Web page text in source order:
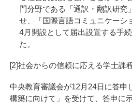
門分野である「通訳・翻訳研究
せ、「国際言語コミュニケーシ
4月開設として届出設置する手
た。
[2]社会からの信頼に応える学士課
中央教育審議会が12月24日に答申
構築に向けて」を受けて、答申に